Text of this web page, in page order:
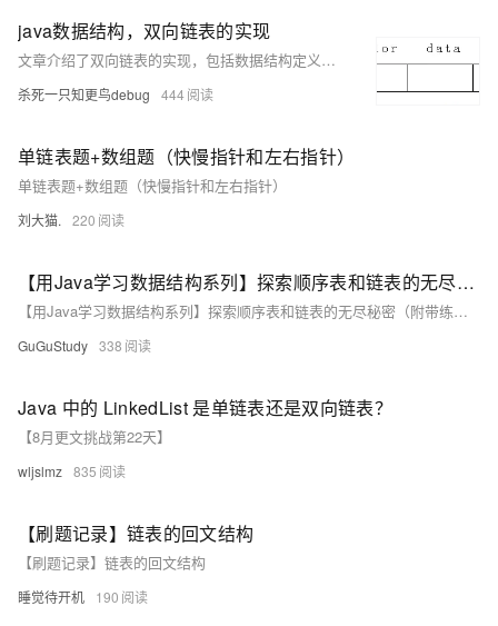
java数据结构，双向链表的实现
文章介绍了双向链表的实现，包括数据结构定义、插入和删除操作的代码实现，以及双向链表的其他操作方法，并提供了完整的Java代码实现。
杀死一只知更鸟debug 444
单链表题+数组题（快慢指针和左右指针）
单链表题+数组题（快慢指针和左右指针）
刘大猫. 220
【用Java学习数据结构系列】探索顺序表和链表的无尽秘密（附带练习唔）pro
【用Java学习数据结构系列】探索顺序表和链表的无尽秘密（附带练习唔）pro
GuGuStudy 338
Java 中的 LinkedList 是单链表还是双向链表？
【8月更文挑战第22天】
wljslmz 835
【刷题记录】链表的回文结构
【刷题记录】链表的回文结构
睡觉待开机 190